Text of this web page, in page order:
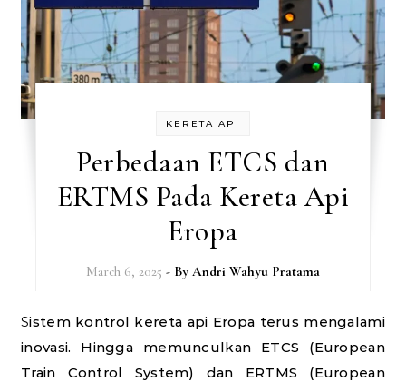
KERETA API
Perbedaan ETCS dan
ERTMS Pada Kereta Api
Eropa
March 6, 2025 - By Andri Wahyu Pratama
Sistem kontrol kereta api Eropa terus mengalami
inovasi. Hingga memunculkan ETCS (European
Train Control System) dan ERTMS (European